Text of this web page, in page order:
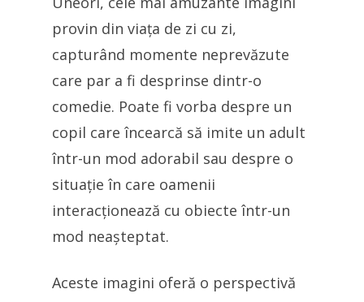
provin din viața de zi cu zi,
capturând momente neprevăzute
care par a fi desprinse dintr-o
comedie. Poate fi vorba despre un
copil care încearcă să imite un adult
într-un mod adorabil sau despre o
situație în care oamenii
interacționează cu obiecte într-un
mod neașteptat.
Aceste imagini oferă o perspectivă